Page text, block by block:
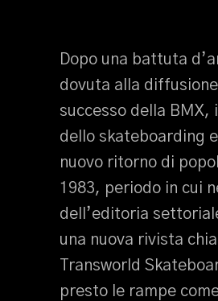
Dopo una battuta
dovuta alla diffusione
successo della BMX,
dello skateboarding
nuovo ritorno di
1983, periodo in cui
dell’editoria
una nuova rivista
Transworld
presto le rampe